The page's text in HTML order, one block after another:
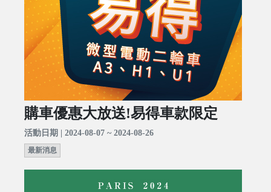
購車優惠大放送!易得車款限定
活動日期 | 2024-08-07 ~ 2024-08-26
最新消息